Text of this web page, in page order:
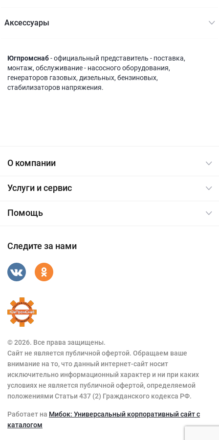
Акcессуары
Югпромснаб- официальный представитель - поставка,
монтаж, обслуживание - насосного оборудования,
генераторов газовых, дизельных, бензиновых,
стабилизаторов напряжения.
О компании
Услуги и сервис
Помощь
Следите за нами
© 2026. Все права защищены.
Сайт не является публичной офертой. Обращаем ваше
внимание на то, что данный интернет-сайт носит
исключительно информационный характер и ни при каких
условиях не является публичной офертой, определяемой
положениями Статьи 437 (2) Гражданского кодекса РФ.
Работает на Мибок: Универсальный корпоративный сайт с
каталогом